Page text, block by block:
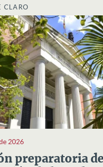
CLARO
2026
preparatoria